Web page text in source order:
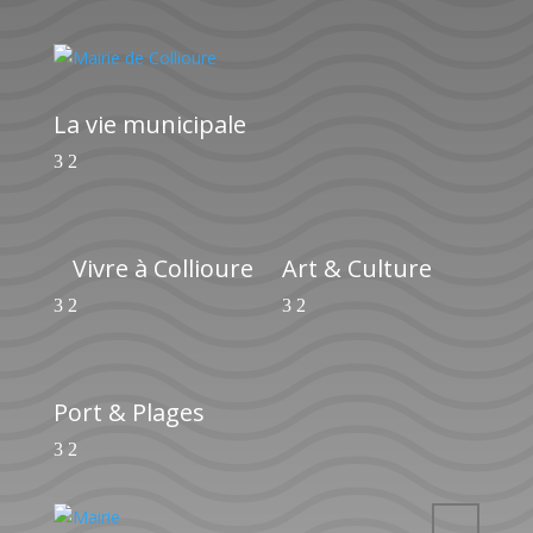
La vie municipale
Vivre à Collioure Art & Culture
Port & Plages